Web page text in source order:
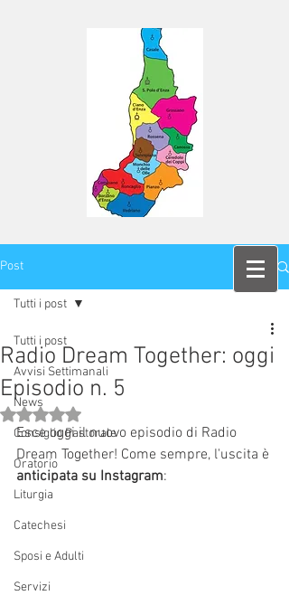
Post
Tutti i post
Avvisi Settimanali
News
Consiglio Pastorale
Oratorio
Liturgia
Catechesi
Sposi e Adulti
Servizi
Tutti i post
Radio Dream Together: oggi
Episodio n. 5
Valutazione NaN stelle su 5.
Esce oggi il nuovo episodio di Radio
Dream Together! Come sempre, l'uscita è
anticipata su Instagram: